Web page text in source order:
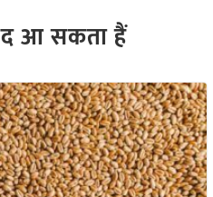
आ सकता हैं